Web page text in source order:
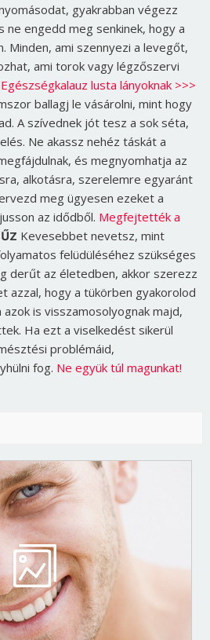
gyakrabban végezz
ne engedd meg senkinek, hogy a
Minden, ami szennyezi a levegőt,
ami torok vagy légzőszervi
Egészségkalauz lusta lányoknak >>>
ballagj le vásárolni, mint hogy
A szívednek jót tesz a sok séta,
Ne akassz nehéz táskát a
és megnyomhatja az
alkotásra, szerelemre egyaránt
meg ügyesen ezeket a
az idődből. Megfejtették a
Kevesebbet nevetsz, mint
felüdüléséhez szükséges
derűt az életedben, akkor szerezz
azzal, hogy a tükörben gyakorolod
is visszamosolyognak majd,
Ha ezt a viselkedést sikerül
problémáid,
fog. Ne együk túl magunkat!